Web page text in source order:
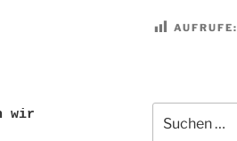
wir
AUFRUFE:
nach: